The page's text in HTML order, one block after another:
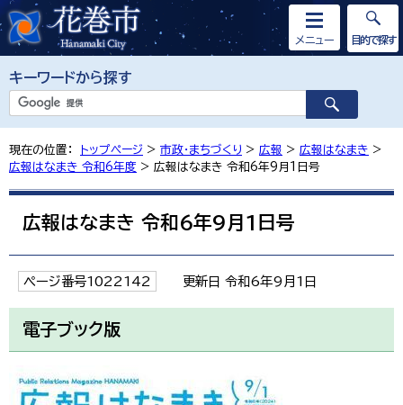
キーワードから探す
メニュー 目的で探す
現在の位置： トップページ > 市政・まちづくり > 広報 > 広報はなまき >
広報はなまき 令和6年度 > 広報はなまき 令和6年9月1日号
広報はなまき 令和6年9月1日号
ページ番号1022142 更新日 令和6年9月1日
電子ブック版